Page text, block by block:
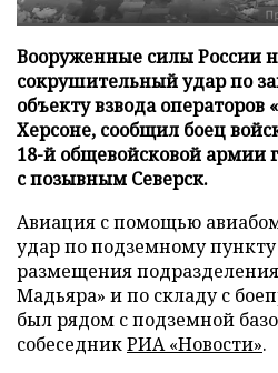
Вооруженные силы России
сокрушительный удар по
объекту взвода
Херсоне, сообщил боец
18-й общевойсковой армии
с позывным Северск.
Авиация с помощью
удар по подземному
размещения
Мадьяра» и по складу с
был рядом с подземной
собеседникРИА «Новости».